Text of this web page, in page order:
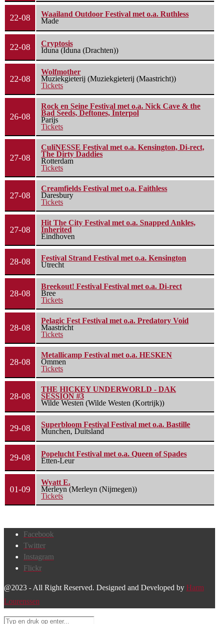
22-08
Waailand Outdoor Festival met o.a. Ruthless
Made
22-08
Cryptosis
Iduna (Iduna (Drachten))
22-08
Wolfmother
Muziekgieterij (Muziekgieterij (Maastricht))
Tickets
26-08
Rock en Seine Festival met o.a. Nick Cave & the
Bad Seeds, Deftones, Interpol
Parijs
Tickets
27-08
CuliNESSE Festival met o.a. Kensington, Di-rect,
The Dirty Daddies
Rotterdam
Tickets
27-08
Creamfields Festival met o.a. Faithless
Daresbury
Tickets
27-08
Hit The City Festival met o.a. Snapped Ankles,
Inherited
Eindhoven
28-08
Festival Strand Festival met o.a. Kensington
Utrecht
28-08
Breekout! Festival Festival met o.a. Di-rect
Bree
Tickets
28-08
Pelagic Fest Festival met o.a. Predatory Void
Maastricht
Tickets
28-08
Metallicamp Festival met o.a. HESKEN
Ommen
Tickets
28-08
THE HICKEY UNDERWORLD - DAK
SESSION #3
Wilde Westen (Wilde Westen (Kortrijk))
29-08
Superbloom Festival Festival met o.a. Bastille
Munchen, Duitsland
29-08
Popelucht Festival met o.a. Queen of Spades
Etten-Leur
01-09
Wyatt E.
Merleyn (Merleyn (Nijmegen))
Tickets
Facebook
Twitter
Instagram
Flickr
@2023 - All Right Reserved. Designed and Developed by Harm
Lourenssen